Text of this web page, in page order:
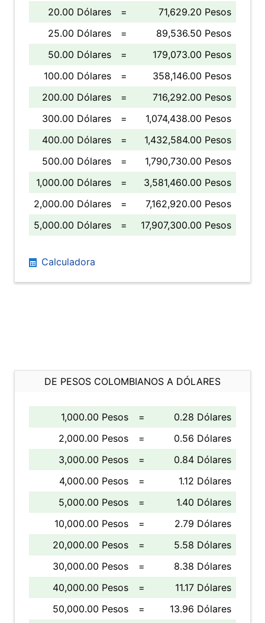
20.00 Dólares
=
71,629.20 Pesos
25.00 Dólares
=
89,536.50 Pesos
50.00 Dólares
=
179,073.00 Pesos
100.00 Dólares
=
358,146.00 Pesos
200.00 Dólares
=
716,292.00 Pesos
300.00 Dólares
=
1,074,438.00 Pesos
400.00 Dólares
=
1,432,584.00 Pesos
500.00 Dólares
=
1,790,730.00 Pesos
1,000.00 Dólares
=
3,581,460.00 Pesos
2,000.00 Dólares
=
7,162,920.00 Pesos
5,000.00 Dólares
= 17,907,300.00 Pesos
Calculadora
DE PESOS COLOMBIANOS A DÓLARES
1,000.00 Pesos =
0.28 Dólares
2,000.00 Pesos
=
0.56 Dólares
3,000.00 Pesos
=
0.84 Dólares
4,000.00 Pesos
=
1.12 Dólares
5,000.00 Pesos
=
1.40 Dólares
10,000.00 Pesos
=
2.79 Dólares
20,000.00 Pesos
=
5.58 Dólares
30,000.00 Pesos
=
8.38 Dólares
40,000.00 Pesos
=
11.17 Dólares
50,000.00 Pesos
= 13.96 Dólares